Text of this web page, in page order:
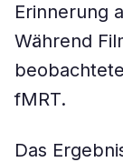
Erinnerung
Während
fMRT.
Das